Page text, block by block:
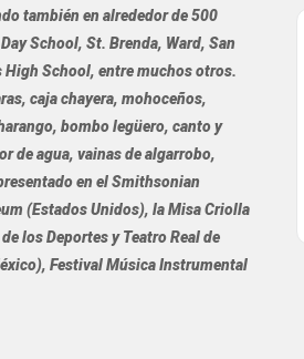
también en alrededor de 500
School, St. Brenda, Ward, San
High School, entre muchos otros.
caja chayera, mohoceños,
bombo legüero, canto y
de agua, vainas de algarrobo,
en el Smithsonian
(Estados Unidos), la Misa Criolla
los Deportes y Teatro Real de
Festival Música Instrumental